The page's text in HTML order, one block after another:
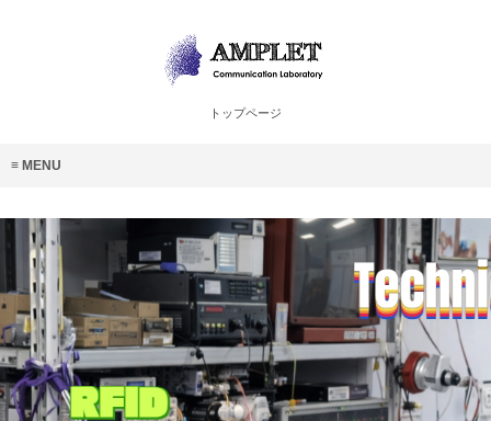
トップページ
MENU